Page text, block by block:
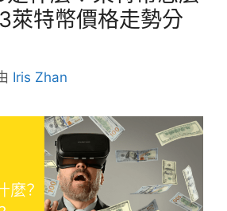
萊特幣價格走勢分
Iris Zhan